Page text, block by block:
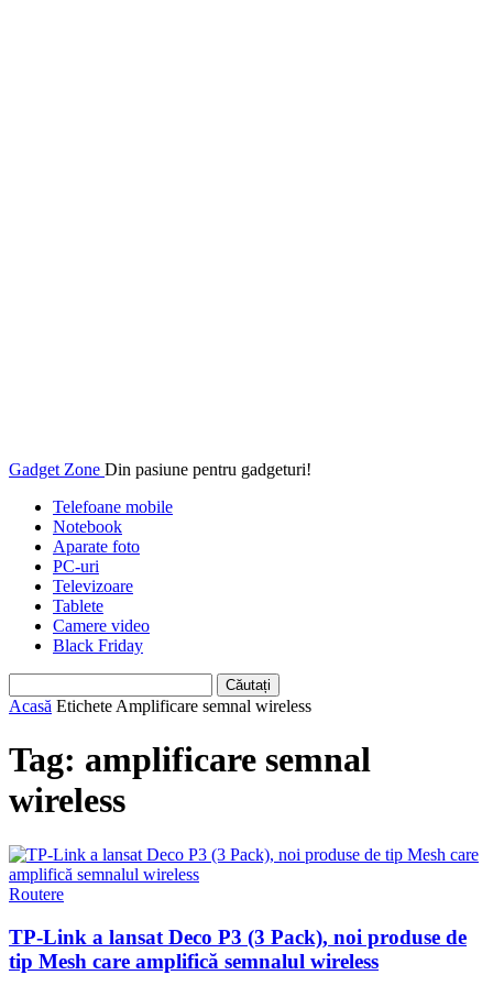
Gadget Zone Din pasiune pentru gadgeturi!
Telefoane mobile
Notebook
Aparate foto
PC-uri
Televizoare
Tablete
Camere video
Black Friday
Acasă Etichete Amplificare semnal wireless
Tag: amplificare semnal
wireless
Routere
TP-Link a lansat Deco P3 (3 Pack), noi produse de
tip Mesh care amplifică semnalul wireless